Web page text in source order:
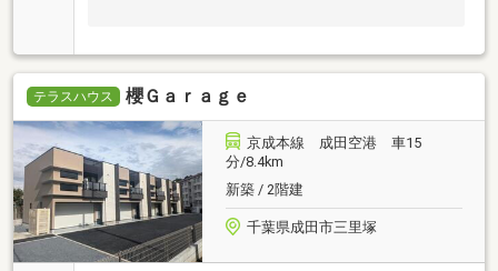
テラスハウス 櫻Ｇａｒａｇｅ
京成本線 成田空港 車15
分/8.4km
新築 / 2階建
千葉県成田市三里塚